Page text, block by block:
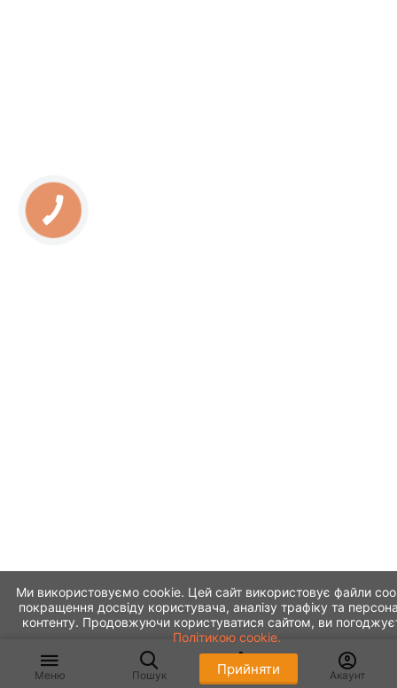
Меню Пошук Кошик Акаунт
Ми використовуємо cookie. Цей сайт використовує файли
покращення досвіду користувача, аналізу трафіку та
контенту. Продовжуючи користуватися сайтом, ви
Політикою cookie.
Прийняти